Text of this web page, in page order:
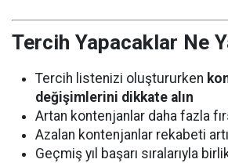
Tercih Yapacaklar Ne
Tercih listenizi oluştururken
değişimlerini dikkate alın
Artan kontenjanlar daha fazla
Azalan kontenjanlar rekabeti
Geçmiş yıl başarı sıralarıyla